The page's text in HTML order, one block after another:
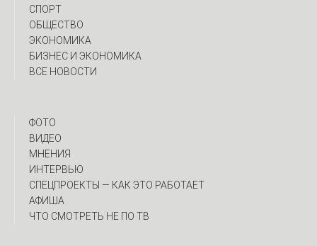
СПОРТ
ОБЩЕСТВО
ЭКОНОМИКА
БИЗНЕС И ЭКОНОМИКА
ВСЕ НОВОСТИ
ФОТО
ВИДЕО
МНЕНИЯ
ИНТЕРВЬЮ
CПЕЦПРОЕКТЫ — КАК ЭТО РАБОТАЕТ
АФИША
ЧТО СМОТРЕТЬ НЕ ПО ТВ